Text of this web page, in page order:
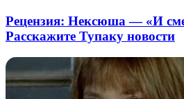
Рецензия: Нексюша — «И
Расскажите Тупаку новости